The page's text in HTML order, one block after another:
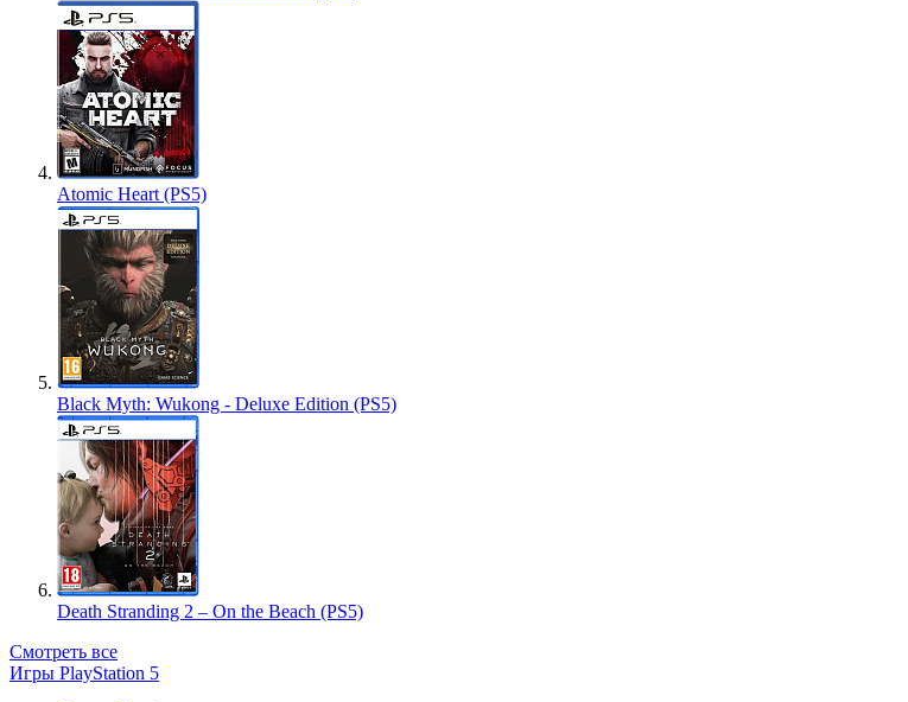
Atomic Heart (PS5)
Black Myth: Wukong - Deluxe Edition (PS5)
Death Stranding 2 – On the Beach (PS5)
Смотреть все
Игры PlayStation 5